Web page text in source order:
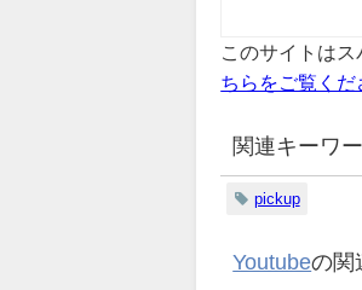
このサイトは
ちらをご覧くだ
関連キーワ
pickup
Youtubeの関